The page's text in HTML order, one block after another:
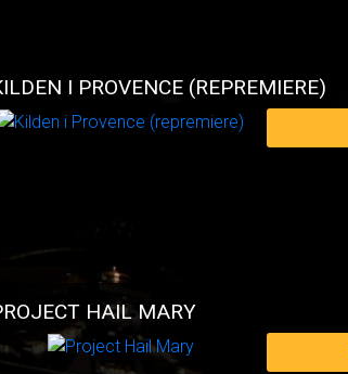
I PROVENCE (REPREMIERE)
HAIL MARY